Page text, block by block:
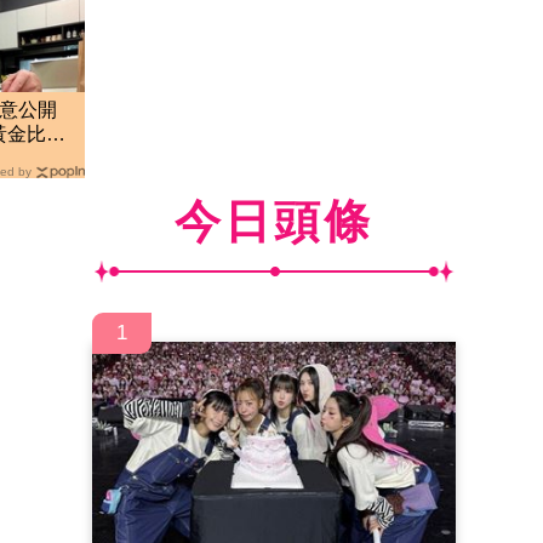
公開
金比例
by
今日頭條
1